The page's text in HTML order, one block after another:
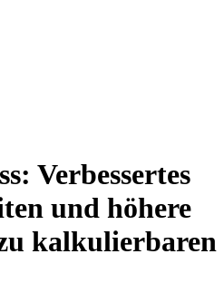
Verbessertes
und höhere
kalkulierbaren